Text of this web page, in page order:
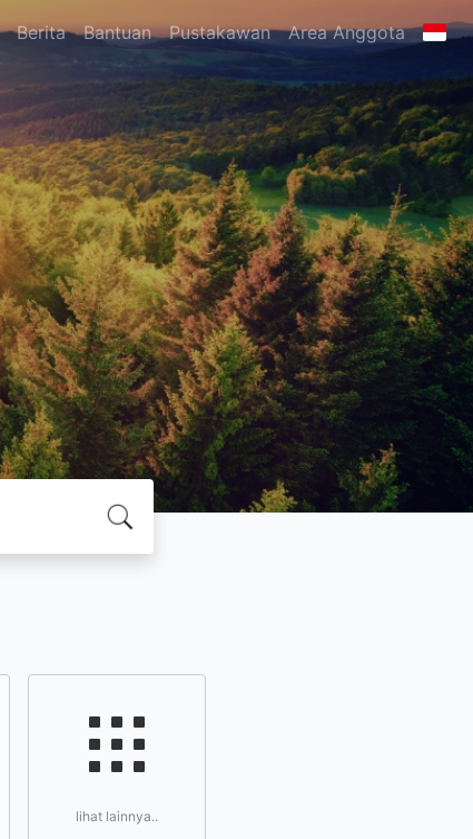
Berita Bantuan Pustakawan Area Anggota
lihat lainnya..